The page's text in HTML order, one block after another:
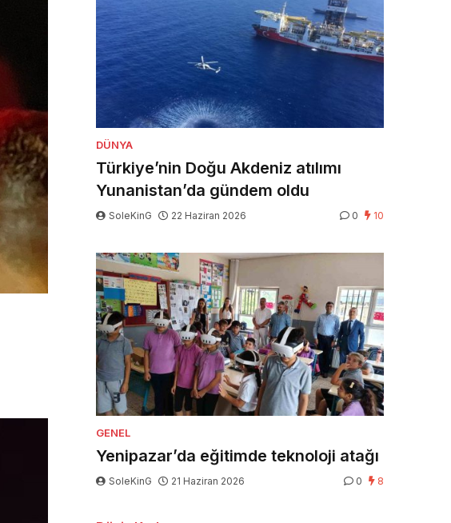
DÜNYA
Türkiye’nin Doğu Akdeniz atılımı
Yunanistan’da gündem oldu
SoleKinG 22 Haziran 2026 0 10
GENEL
Yenipazar’da eğitimde teknoloji atağı
SoleKinG 21 Haziran 2026 0 8